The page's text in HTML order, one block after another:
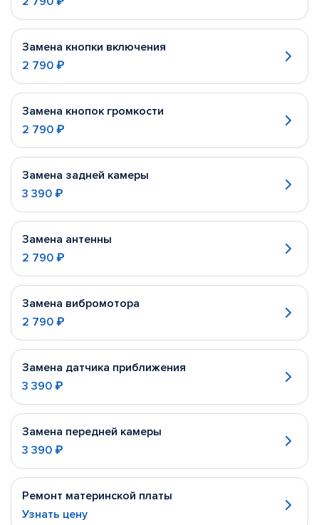
Замена кнопки включения
2 790 ₽
Замена кнопок громкости
2 790 ₽
Замена задней камеры
3 390 ₽
Замена антенны
2 790 ₽
Замена вибромотора
2 790 ₽
Замена датчика приближения
3 390 ₽
Замена передней камеры
3 390 ₽
Ремонт материнской платы
Узнать цену